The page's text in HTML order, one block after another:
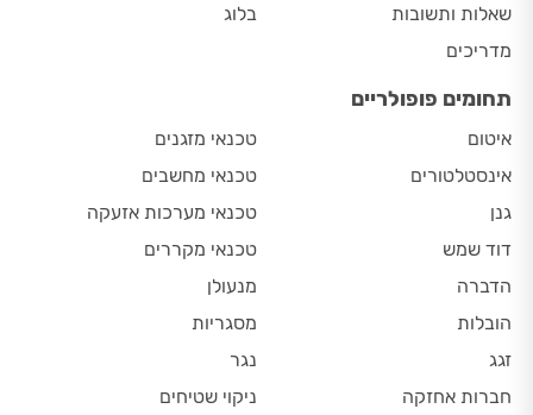
שאלות ותשובות
מדריכים
בלוג
תחומים פופולריים
איטום
אינסטלטורים
גנן
דוד שמש
הדברה
הובלות
זגג
חברות אחזקה
טכנאי מזגנים
טכנאי מחשבים
טכנאי מערכות אזעקה
טכנאי מקררים
מנעולן
מסגריות
נגר
ניקוי שטיחים